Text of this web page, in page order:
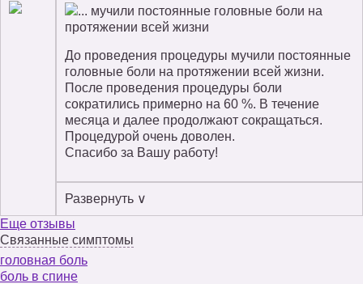
... мучили постоянные головные боли на
протяжении всей жизни
До проведения процедуры мучили постоянные
головные боли на протяжении всей жизни.
После проведения процедуры боли
сократились примерно на 60 %. В течение
месяца и далее продолжают сокращаться.
Процедурой очень доволен.
Спасибо за Вашу работу!
Развернуть ∨
Еще отзывы
Связанные симптомы
головная боль
боль в спине